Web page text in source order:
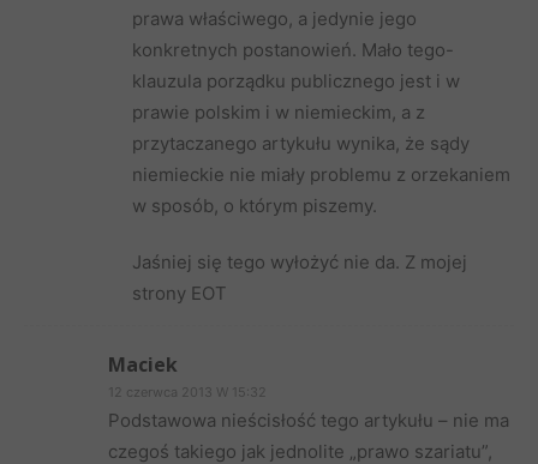
prawa właściwego, a jedynie jego
konkretnych postanowień. Mało tego-
klauzula porządku publicznego jest i w
prawie polskim i w niemieckim, a z
przytaczanego artykułu wynika, że sądy
niemieckie nie miały problemu z orzekaniem
w sposób, o którym piszemy.
Jaśniej się tego wyłożyć nie da. Z mojej
strony EOT
Maciek
12 czerwca 2013 W 15:32
Podstawowa nieścisłość tego artykułu – nie ma
czegoś takiego jak jednolite „prawo szariatu”,